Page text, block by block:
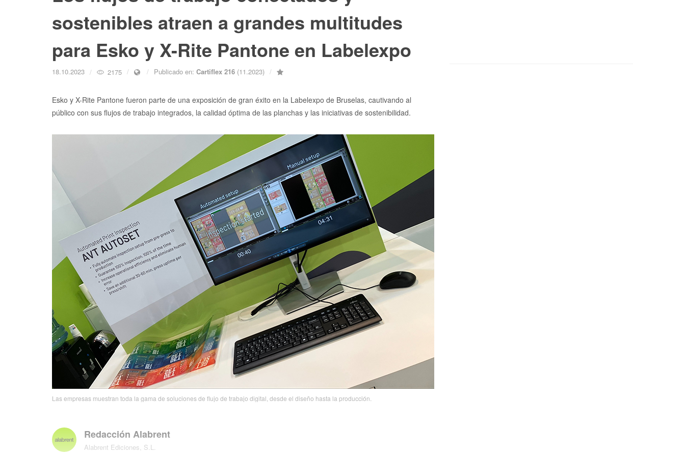
sostenibles atraen a grandes multitudes
para Esko y X-Rite Pantone en Labelexpo
18.10.2023 2175 Publicado en: Cartiflex 216 (11.2023)
Esko y X-Rite Pantone fueron parte de una exposición de gran éxito en la Labelexpo de Bruselas, cautivando al
público con sus flujos de trabajo integrados, la calidad óptima de las planchas y las iniciativas de sostenibilidad.
Las empresas muestran toda la gama de soluciones de flujo de trabajo digital, desde el diseño hasta la producción.
Redacción Alabrent
Alabrent Ediciones, S.L.